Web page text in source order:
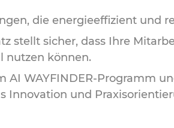
die energieeffizient und
stellt sicher, dass Ihre
nutzen können.
AI WAYFINDER-Programm
Innovation und